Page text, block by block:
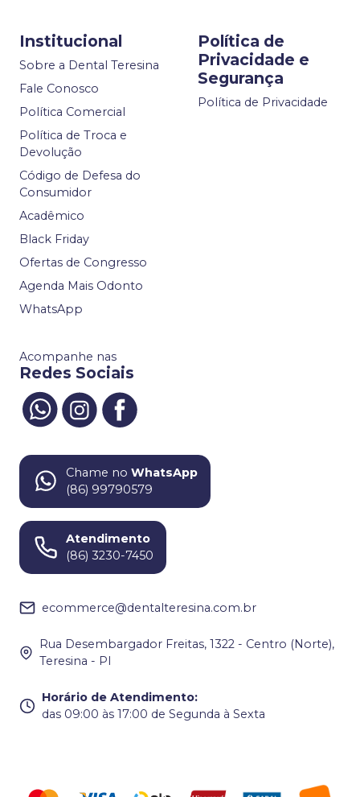
Institucional
Sobre a Dental Teresina
Fale Conosco
Política Comercial
Política de Troca e
Devolução
Código de Defesa do
Consumidor
Acadêmico
Black Friday
Ofertas de Congresso
Agenda Mais Odonto
WhatsApp
Política de
Privacidade e
Segurança
Política de Privacidade
Acompanhe nas
Redes Sociais
Chame no WhatsApp
(86) 99790579
Atendimento
(86) 3230-7450
ecommerce@dentalteresina.com.br
Rua Desembargador Freitas, 1322 - Centro (Norte),
Teresina - PI
Horário de Atendimento:
das 09:00 às 17:00 de Segunda à Sexta